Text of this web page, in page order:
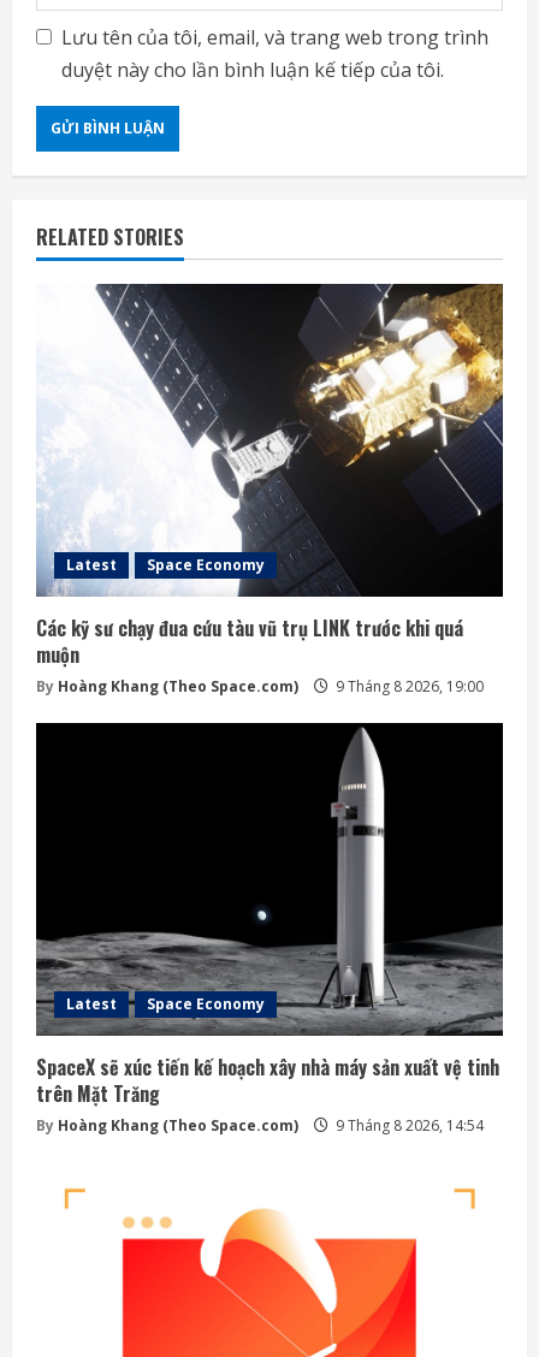
Lưu tên của tôi, email, và trang web trong trình
duyệt này cho lần bình luận kế tiếp của tôi.
RELATED STORIES
Latest Space Economy
Các kỹ sư chạy đua cứu tàu vũ trụ LINK trước khi quá
muộn
By Hoàng Khang (Theo Space.com) 9 Tháng 8 2026, 19:00
Latest Space Economy
SpaceX sẽ xúc tiến kế hoạch xây nhà máy sản xuất vệ tinh
trên Mặt Trăng
By Hoàng Khang (Theo Space.com) 9 Tháng 8 2026, 14:54